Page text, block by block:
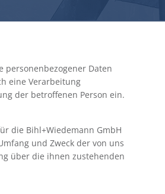
personenbezogener Daten
eine Verarbeitung
der betroffenen Person ein.
die Bihl+Wiedemann GmbH
und Zweck der von uns
über die ihnen zustehenden